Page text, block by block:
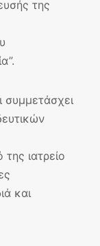
της
συμμετάσχει
ιατρείο
και